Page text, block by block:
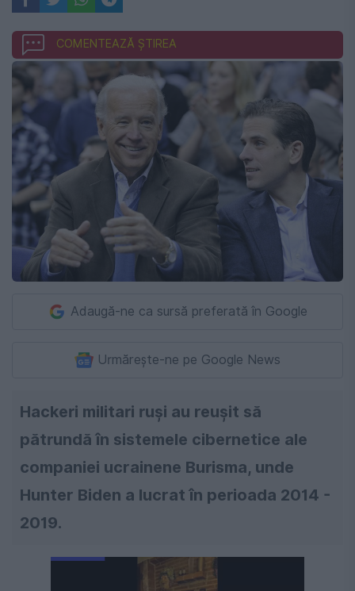
COMENTEAZĂ ȘTIREA
Adaugă-ne ca sursă preferată în Google
Urmărește-ne pe Google News
Hackeri militari ruși au reușit să
pătrundă în sistemele cibernetice ale
companiei ucrainene Burisma, unde
Hunter Biden a lucrat în perioada 2014 -
2019.